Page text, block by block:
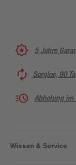
5 Jahre
Sorglos, 90
Abholung im
Wissen & Service